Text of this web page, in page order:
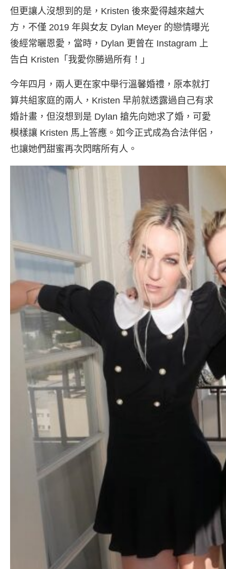
但更讓人沒想到的是，Kristen 後來愛得越來越大
方，不僅 2019 年與女友 Dylan Meyer 的戀情曝光
後經常曬恩愛，當時，Dylan 更曾在 Instagram 上
告白 Kristen「我愛你勝過所有！」
今年四月，兩人更在家中舉行溫馨婚禮，原本就打
算共組家庭的兩人，Kristen 早前就透露過自己有求
婚計畫，但沒想到是 Dylan 搶先向她求了婚，可愛
模樣讓 Kristen 馬上答應。如今正式成為合法伴侶，
也讓她們甜蜜再次閃瞎所有人。